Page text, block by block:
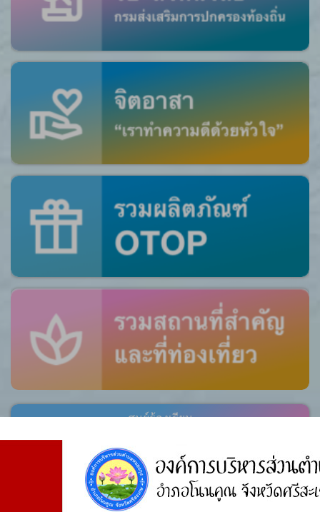
ศูนย์ร้องเรียน
สำนักงานคณะกรรมการป้องกันและปราบปรามการ
ทุจริตแห่งชาติ (ป.ป.ช.)
สำนักงานคณะกรรมการป้องกันและปราบปรามการ
ทุจริตในภาครัฐ